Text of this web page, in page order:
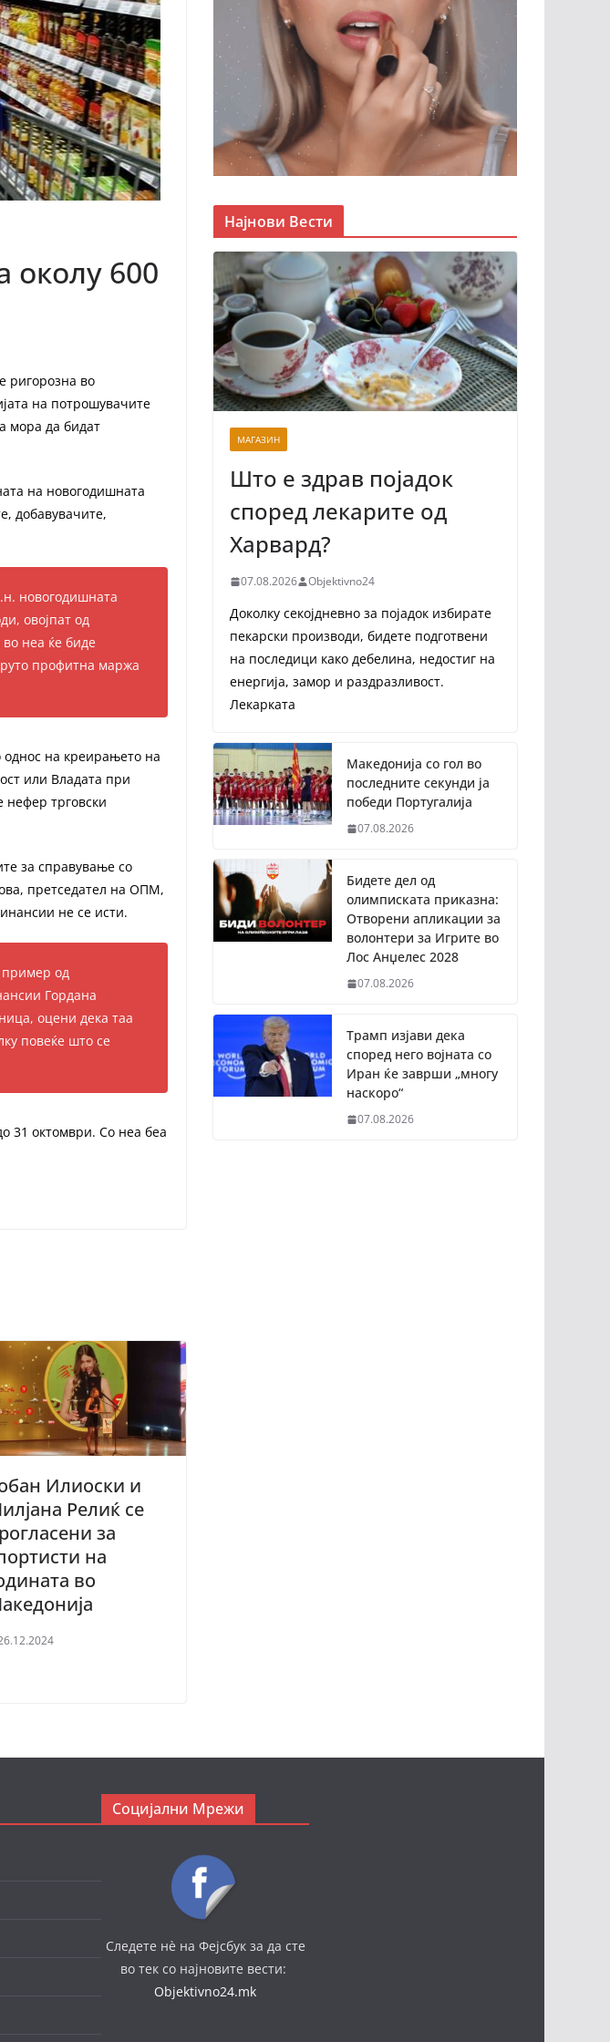
600
ригорозна во
на потрошувачите
мора да бидат
на новогодишната
добавувачите,
новогодишната
овојпат од
неа ќе биде
профитна маржа
однос на креирањето на
или Владата при
нефер трговски
за справување со
претседател на ОПМ,
не се исти.
од
Гордана
оцени дека таа
повеќе што се
31 октомври. Со неа беа
Илиоски и
Релиќ се
за
на
во
Најнови Вести
МАГАЗИН
Што е здрав појадок
според лекарите од
Харвард?
07.08.2026 Objektivno24
Доколку секојдневно за појадок избирате
пекарски производи, бидете подготвени
на последици како дебелина, недостиг на
енергија, замор и раздразливост.
Лекарката
Македонија со гол во
последните секунди ја
победи Португалија
07.08.2026
Бидете дел од
олимписката приказна:
Отворени апликации за
волонтери за Игрите во
Лос Анџелес 2028
07.08.2026
Трамп изјави дека
според него војната со
Иран ќе заврши „многу
наскоро“
07.08.2026
Социјални Мрежи
Следете нè на Фејсбук за да сте
во тек со најновите вести:
Objektivno24.mk